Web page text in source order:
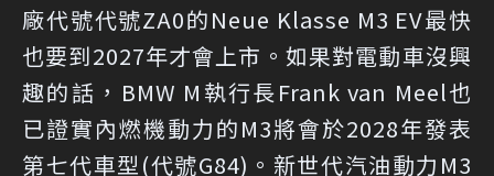
廠代號代號ZA0的Neue Klasse M3 EV最快
也要到2027年才會上市。如果對電動車沒興
趣的話，BMW M執行長Frank van Meel也
已證實內燃機動力的M3將會於2028年發表
第七代車型(代號G84)。新世代汽油動力M3